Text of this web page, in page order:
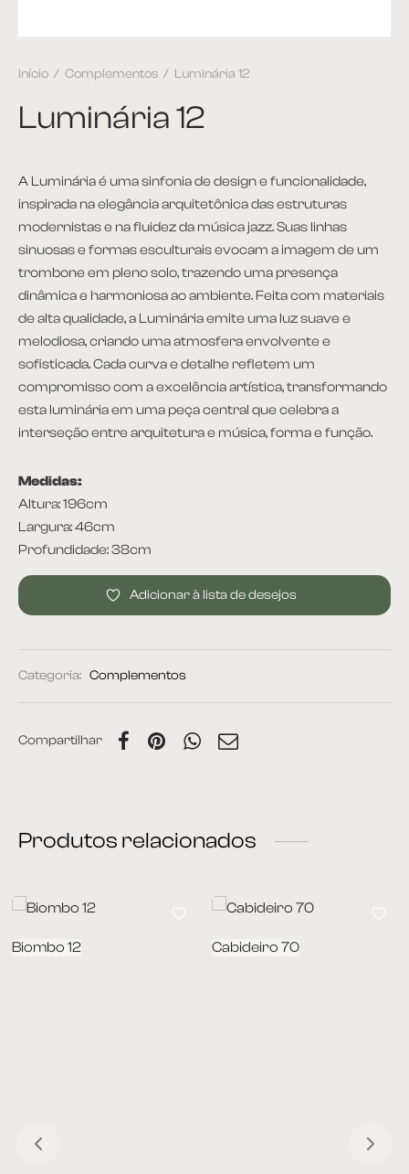
Início / Complementos / Luminária 12
Luminária 12
A Luminária é uma sinfonia de design e funcionalidade,
inspirada na elegância arquitetônica das estruturas
modernistas e na fluidez da música jazz. Suas linhas
sinuosas e formas esculturais evocam a imagem de um
trombone em pleno solo, trazendo uma presença
dinâmica e harmoniosa ao ambiente. Feita com materiais
de alta qualidade, a Luminária emite uma luz suave e
melodiosa, criando uma atmosfera envolvente e
sofisticada. Cada curva e detalhe refletem um
compromisso com a excelência artística, transformando
esta luminária em uma peça central que celebra a
interseção entre arquitetura e música, forma e função.
Medidas:
Altura: 196cm
Largura: 46cm
Profundidade: 38cm
Adicionar à lista de desejos
Categoria: Complementos
Compartilhar
Produtos relacionados
Biombo 12 Cabideiro 70
Apoio e Lateral
de Centro
de Jantar
| Home
| Área Externa